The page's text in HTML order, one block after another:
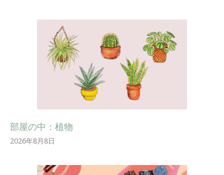
部屋の中：植物
2026年8月8日